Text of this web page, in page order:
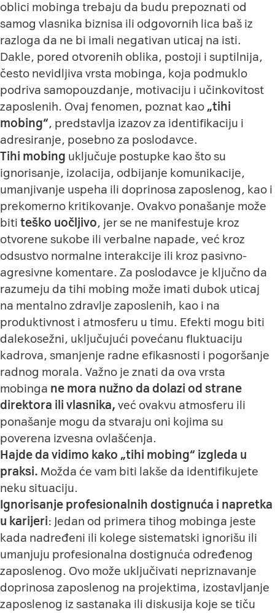
oblici mobinga trebaju da budu prepoznati od
samog vlasnika biznisa ili odgovornih lica baš iz
razloga da ne bi imali negativan uticaj na isti.
Dakle, pored otvorenih oblika, postoji i suptilnija,
često nevidljiva vrsta mobinga, koja podmuklo
podriva samopouzdanje, motivaciju i učinkovitost
zaposlenih. Ovaj fenomen, poznat kao „tihi
mobing“, predstavlja izazov za identifikaciju i
adresiranje, posebno za poslodavce.
Tihi mobing uključuje postupke kao što su
ignorisanje, izolacija, odbijanje komunikacije,
umanjivanje uspeha ili doprinosa zaposlenog, kao i
prekomerno kritikovanje. Ovakvo ponašanje može
biti teško uočljivo, jer se ne manifestuje kroz
otvorene sukobe ili verbalne napade, već kroz
odsustvo normalne interakcije ili kroz pasivno-
agresivne komentare. Za poslodavce je ključno da
razumeju da tihi mobing može imati dubok uticaj
na mentalno zdravlje zaposlenih, kao i na
produktivnost i atmosferu u timu. Efekti mogu biti
dalekosežni, uključujući povećanu fluktuaciju
kadrova, smanjenje radne efikasnosti i pogoršanje
radnog morala. Važno je znati da ova vrsta
mobinga ne mora nužno da dolazi od strane
direktora ili vlasnika, već ovakvu atmosferu ili
ponašanje mogu da stvaraju oni kojima su
poverena izvesna ovlašćenja.
Hajde da vidimo kako „tihi mobing“ izgleda u
praksi. Možda će vam biti lakše da identifikujete
neku situaciju.
Ignorisanje profesionalnih dostignuća i napretka
u karijeri: Jedan od primera tihog mobinga jeste
kada nadređeni ili kolege sistematski ignorišu ili
umanjuju profesionalna dostignuća određenog
zaposlenog. Ovo može uključivati nepriznavanje
doprinosa zaposlenog na projektima, izostavljanje
zaposlenog iz sastanaka ili diskusija koje se tiču